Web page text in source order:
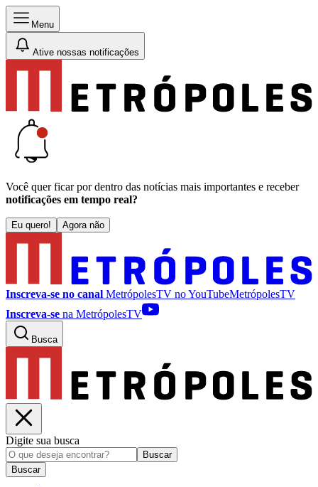
Menu
Ative nossas notificações
Você quer ficar por dentro das notícias mais importantes e receber
notificações em tempo real?
Eu quero! Agora não
Inscreva-se no canal MetrópolesTV noYouTubeMetrópolesTV
Inscreva-se na MetrópolesTV
Busca
Digite sua busca
Buscar
Buscar